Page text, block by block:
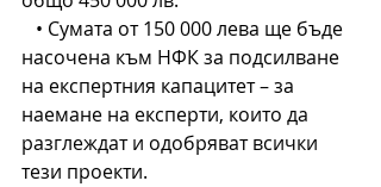
• Сумата от 150 000 лева ще бъде
насочена към НФК за подсилване
на експертния капацитет – за
наемане на експерти, които да
разглеждат и одобряват всички
тези проекти.